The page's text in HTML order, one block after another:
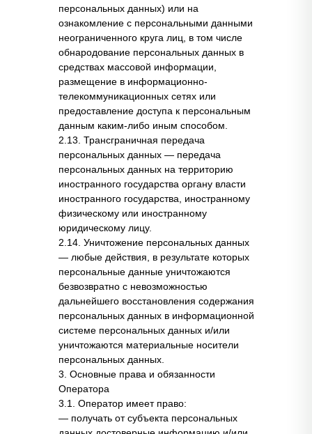
персональных данных) или на
ознакомление с персональными данными
неограниченного круга лиц, в том числе
обнародование персональных данных в
средствах массовой информации,
размещение в информационно-
телекоммуникационных сетях или
предоставление доступа к персональным
данным каким-либо иным способом.
2.13. Трансграничная передача
персональных данных — передача
персональных данных на территорию
иностранного государства органу власти
иностранного государства, иностранному
физическому или иностранному
юридическому лицу.
2.14. Уничтожение персональных данных
— любые действия, в результате которых
персональные данные уничтожаются
безвозвратно с невозможностью
дальнейшего восстановления содержания
персональных данных в информационной
системе персональных данных и/или
уничтожаются материальные носители
персональных данных.
3. Основные права и обязанности
Оператора
3.1. Оператор имеет право:
— получать от субъекта персональных